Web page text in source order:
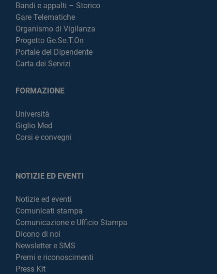
Bandi e appalti – Storico
Gare Telematiche
Organismo di Vigilanza
Progetto Ge.Se.T.On
Portale del Dipendente
Carta dei Servizi
FORMAZIONE
Università
Giglio Med
Corsi e convegni
NOTIZIE ED EVENTI
Notizie ed eventi
Comunicati stampa
Comunicazione e Ufficio Stampa
Dicono di noi
Newsletter e SMS
Premi e riconoscimenti
Press Kit